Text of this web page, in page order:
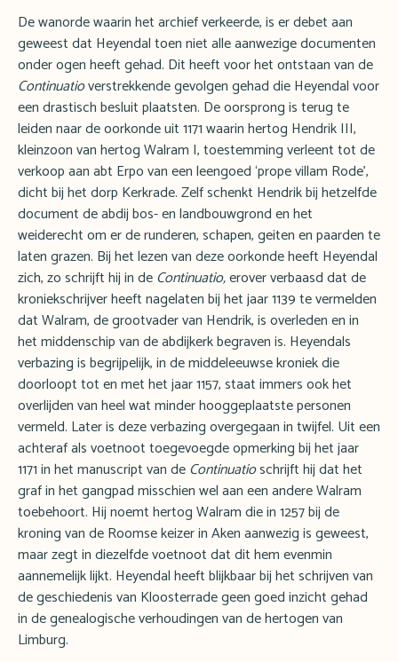
De wanorde waarin het archief verkeerde, is er debet aan
geweest dat Heyendal toen niet alle aanwezige documenten
onder ogen heeft gehad. Dit heeft voor het ontstaan van de
Continuatioverstrekkende gevolgen gehad die Heyendal voor
een drastisch besluit plaatsten. De oorsprong is terug te
leiden naar de oorkonde uit 1171 waarin hertog Hendrik III,
kleinzoon van hertog Walram I, toestemming verleent tot de
verkoop aan abt Erpo van een leengoed ‘prope villam Rode’,
dicht bij het dorp Kerkrade. Zelf schenkt Hendrik bij hetzelfde
document de abdij bos- en landbouwgrond en het
weiderecht om er de runderen, schapen, geiten en paarden te
laten grazen. Bij het lezen van deze oorkonde heeft Heyendal
zich, zo schrijft hij in deContinuatio,erover verbaasd dat de
kroniekschrijver heeft nagelaten bij het jaar 1139 te vermelden
dat Walram, de grootvader van Hendrik, is overleden en in
het middenschip van de abdijkerk begraven is. Heyendals
verbazing is begrijpelijk, in de middeleeuwse kroniek die
doorloopt tot en met het jaar 1157, staat immers ook het
overlijden van heel wat minder hooggeplaatste personen
vermeld. Later is deze verbazing overgegaan in twijfel. Uit een
achteraf als voetnoot toegevoegde opmerking bij het jaar
1171 in het manuscript van deContinuatioschrijft hij dat het
graf in het gangpad misschien wel aan een andere Walram
toebehoort. Hij noemt hertog Walram die in 1257 bij de
kroning van de Roomse keizer in Aken aanwezig is geweest,
maar zegt in diezelfde voetnoot dat dit hem evenmin
aannemelijk lijkt. Heyendal heeft blijkbaar bij het schrijven van
de geschiedenis van Kloosterrade geen goed inzicht gehad
in de genealogische verhoudingen van de hertogen van
Limburg.